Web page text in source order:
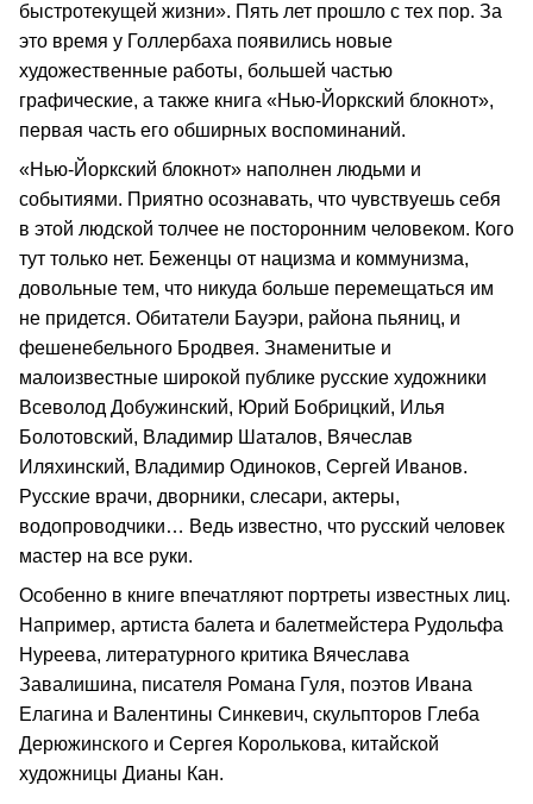
быстротекущей жизни». Пять лет прошло с тех пор. За
это время у Голлербаха появились новые
художественные работы, большей частью
графические, а также книга «Нью-Йоркский блокнот»,
первая часть его обширных воспоминаний.
«Нью-Йоркский блокнот» наполнен людьми и
событиями. Приятно осознавать, что чувствуешь себя
в этой людской толчее не посторонним человеком. Кого
тут только нет. Беженцы от нацизма и коммунизма,
довольные тем, что никуда больше перемещаться им
не придется. Обитатели Бауэри, района пьяниц, и
фешенебельного Бродвея. Знаменитые и
малоизвестные широкой публике русские художники
Всеволод Добужинский, Юрий Бобрицкий, Илья
Болотовский, Владимир Шаталов, Вячеслав
Иляхинский, Владимир Одиноков, Сергей Иванов.
Русские врачи, дворники, слесари, актеры,
водопроводчики… Ведь известно, что русский человек
мастер на все руки.
Особенно в книге впечатляют портреты известных лиц.
Например, артиста балета и балетмейстера Рудольфа
Нуреева, литературного критика Вячеслава
Завалишина, писателя Романа Гуля, поэтов Ивана
Елагина и Валентины Синкевич, скульпторов Глеба
Дерюжинского и Сергея Королькова, китайской
художницы Дианы Кан.